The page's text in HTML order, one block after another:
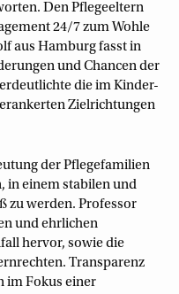
Den Pflegeeltern
24/7 zum Wohle
aus Hamburg fasst in
und Chancen der
die im Kinder-
Zielrichtungen
der Pflegefamilien
in einem stabilen und
zu werden. Professor
und ehrlichen
hervor, sowie die
Transparenz
im Fokus einer